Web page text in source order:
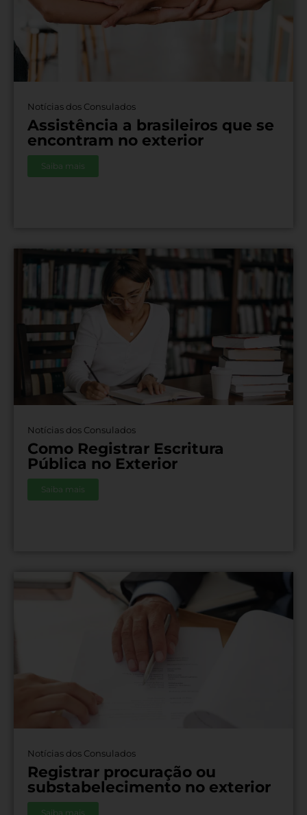
Notícias dos Consulados
Assistência a brasileiros que se
encontram no exterior
Saiba mais
Notícias dos Consulados
Como Registrar Escritura
Pública no Exterior
Saiba mais
Notícias dos Consulados
Registrar procuração ou
substabelecimento no exterior
Saiba mais